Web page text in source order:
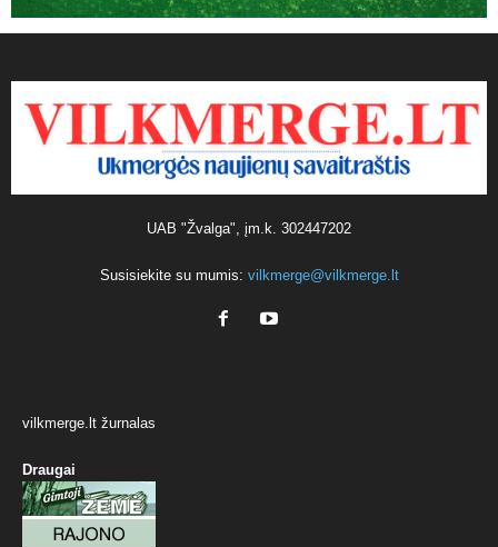
UAB "Žvalga", įm.k. 302447202
Susisiekite su mumis: vilkmerge@vilkmerge.lt
vilkmerge.lt žurnalas
Draugai